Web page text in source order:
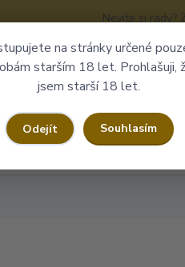
na stránky určené
starším 18 let. Prohlašuji,
jsem starší 18 let.
Odejít Souhlasím
Nevíte si rady?